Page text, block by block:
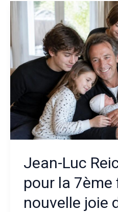
nouvelle
compagne
entre
musique
discrétion,
nouveau
chapitre
Jean-Luc
pour la 7ème
nouvelle joie